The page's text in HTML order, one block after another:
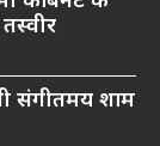
संगीतमय शाम